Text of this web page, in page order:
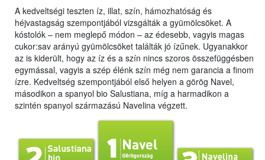
A kedveltségi teszten íz, illat, szín, hámozhatóság és
héjvastagság szempontjából vizsgálták a gyümölcsöket. A
kóstolók – nem meglepő módon – az édesebb, vagyis magas
cukor:sav arányú gyümölcsöket találták jó ízűnek. Ugyanakkor
az is kiderült, hogy az íz és a szín nincs szoros összefüggésben
egymással, vagyis a szép élénk szín még nem garancia a finom
ízre. Kedveltség szempontjából első helyen a görög Navel,
másodikon a spanyol bio Salustiana, míg a harmadikon a
szintén spanyol származású Navelina végzett.